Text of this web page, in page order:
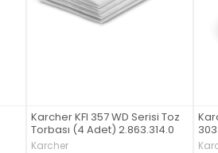
Karcher KFI 357 WD Serisi Toz
Torbası (4 Adet) 2.863.314.0
Karcher